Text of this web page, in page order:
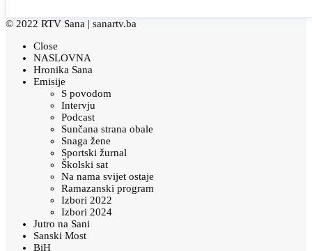
© 2022 RTV Sana | sanartv.ba
Close
NASLOVNA
Hronika Sana
Emisije
S povodom
Intervju
Podcast
Sunčana strana obale
Snaga žene
Sportski žurnal
Školski sat
Na nama svijet ostaje
Ramazanski program
Izbori 2022
Izbori 2024
Jutro na Sani
Sanski Most
BiH